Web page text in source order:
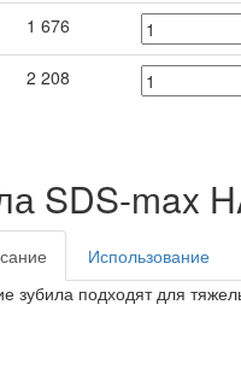
1 676
2 208
SDS-max
Использование
зубила подходят для